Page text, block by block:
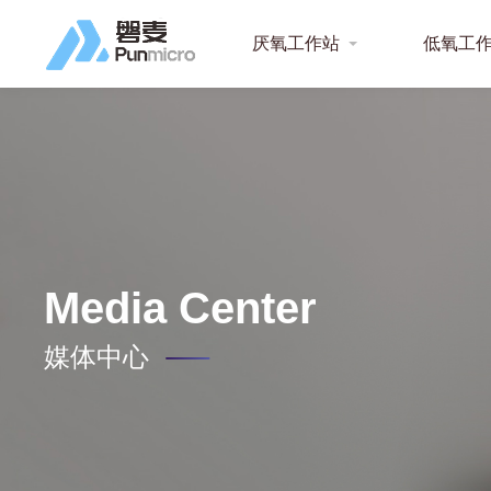
厌氧工作站 低氧工
Media Center
媒体中心